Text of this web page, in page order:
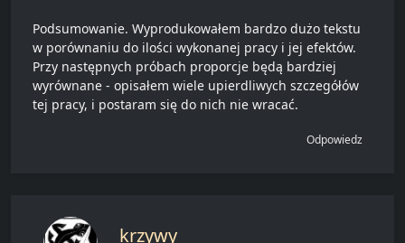
Podsumowanie. Wyprodukowałem bardzo dużo tekstu
w porównaniu do ilości wykonanej pracy i jej efektów.
Przy następnych próbach proporcje będą bardziej
wyrównane - opisałem wiele upierdliwych szczegółów
tej pracy, i postaram się do nich nie wracać.
Odpowiedz
krzywy